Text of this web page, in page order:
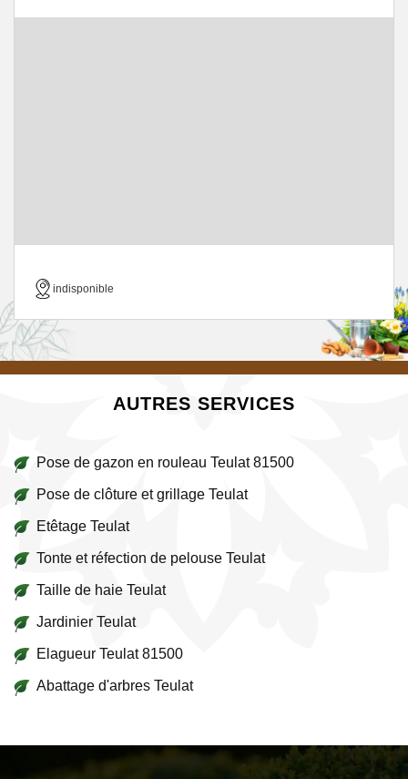
indisponible
AUTRES SERVICES
Pose de gazon en rouleau Teulat 81500
Pose de clôture et grillage Teulat
Etêtage Teulat
Tonte et réfection de pelouse Teulat
Taille de haie Teulat
Jardinier Teulat
Elagueur Teulat 81500
Abattage d'arbres Teulat